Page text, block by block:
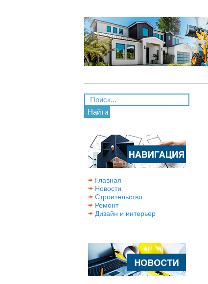
Найти
Главная
Новости
Строительство
Ремонт
Дизайн и интерьер